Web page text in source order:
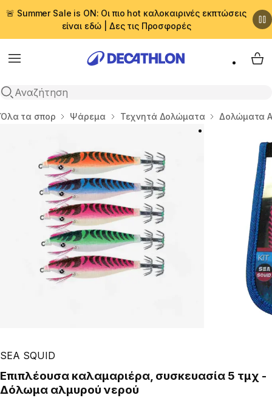
🚨 Summer Sale is ON: Οι πιο hot καλοκαιρινές εκπτώσεις
είναι εδώ | Δες τις Προσφορές
Menu
Αναζήτηση
My
Αρχική σελίδα
Όλα τα σπορ Ψάρεμα Τεχνητά Δολώματα Δολώματα
SEA SQUID
Επιπλέουσα καλαμαριέρα, συσκευασία 5 τμχ -
Δόλωμα αλμυρού νερού